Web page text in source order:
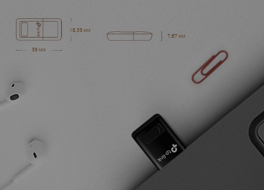
39 мм
18,35 мм
7,87 мм